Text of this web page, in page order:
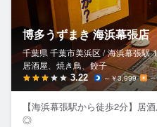
博多うずまき 海浜幕張店
千葉県 千葉市美浜区 / 海浜幕張駅
居酒屋、焼き鳥、餃子
3.22 ～￥3,999
【海浜幕張駅から徒歩2分】居
◎